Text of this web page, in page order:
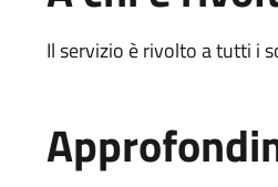
Il servizio è rivolto a tutti i